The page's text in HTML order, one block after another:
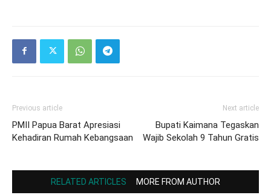
Previous article
PMII Papua Barat Apresiasi
Kehadiran Rumah Kebangsaan
Next article
Bupati Kaimana Tegaskan
Wajib Sekolah 9 Tahun Gratis
RELATED ARTICLES MORE FROM AUTHOR